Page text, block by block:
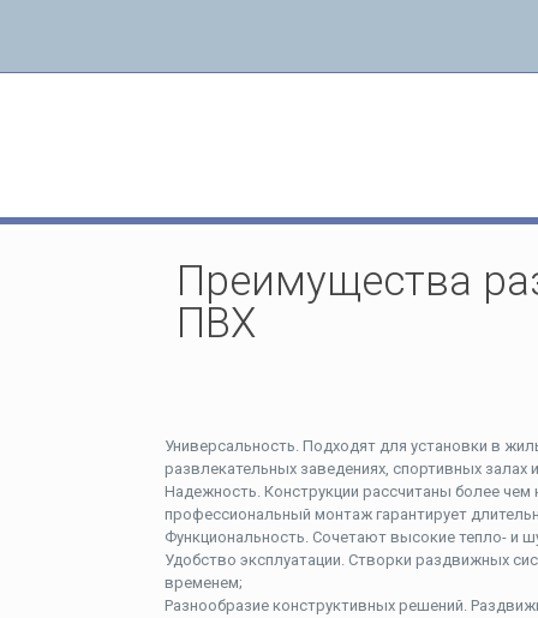
Преимущества
ПВХ
Универсальность. Подходят для установки в
развлекательных заведениях, спортивных залах
Надежность. Конструкции рассчитаны более
профессиональный монтаж гарантирует
Функциональность. Сочетают высокие тепло- и
Удобство эксплуатации. Створки раздвижных
временем;
Разнообразие конструктивных решений.